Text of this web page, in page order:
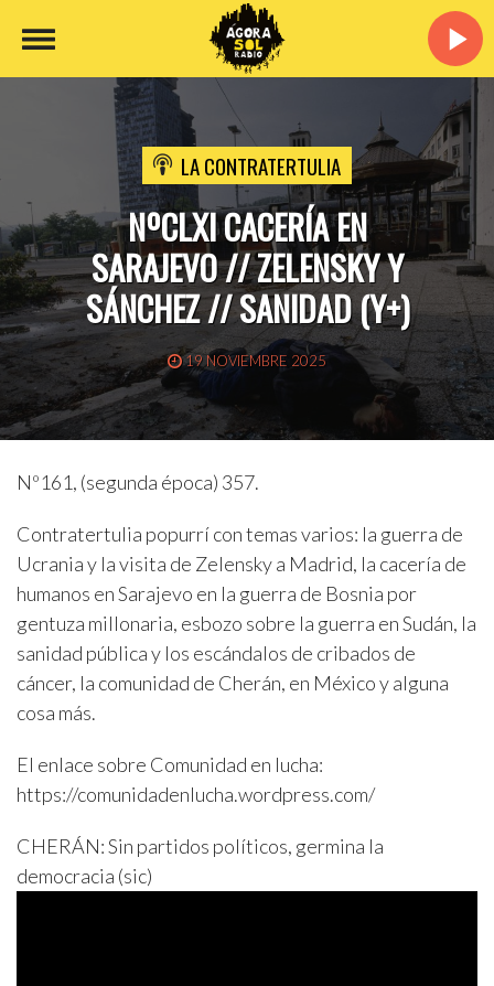
LA CONTRATERTULIA
NºCLXI CACERÍA EN
SARAJEVO // ZELENSKY Y
SÁNCHEZ // SANIDAD (Y+)
19 NOVIEMBRE 2025
Nº161, (segunda época) 357.
Contratertulia popurrí con temas varios: la guerra de
Ucrania y la visita de Zelensky a Madrid, la cacería de
humanos en Sarajevo en la guerra de Bosnia por
gentuza millonaria, esbozo sobre la guerra en Sudán, la
sanidad pública y los escándalos de cribados de
cáncer, la comunidad de Cherán, en México y alguna
cosa más.
El enlace sobre Comunidad en lucha:
https://comunidadenlucha.wordpress.com/
CHERÁN: Sin partidos políticos, germina la
democracia (sic)